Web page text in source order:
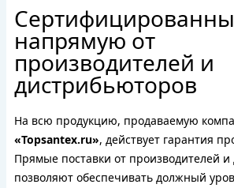
напрямую от
производителей и
дистрибьюторов
На всю продукцию, продаваемую
«Topsantex.ru», действует гарантия
Прямые поставки от производителей
позволяют обеспечивать должный